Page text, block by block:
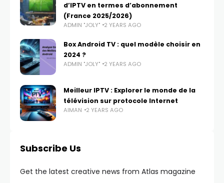
d’IPTV en termes d’abonnement
(France 2025/2026)
ADMIN "JOLY" 2 YEARS AGO
Box Android TV : quel modèle choisir en
2024 ?
ADMIN "JOLY" 2 YEARS AGO
Meilleur IPTV : Explorer le monde de la
télévision sur protocole Internet
AIMAN 2 YEARS AGO
Subscribe Us
Get the latest creative news from Atlas magazine